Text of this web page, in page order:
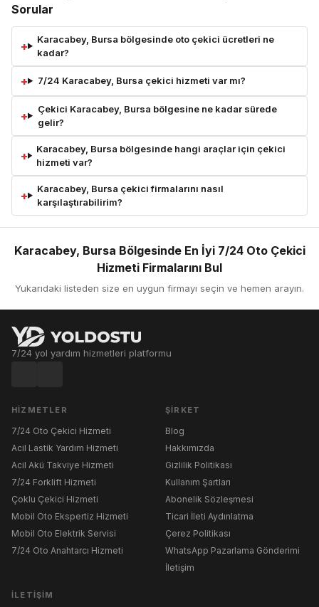
Sorular
Karacabey, Bursa bölgesinde oto çekici ücretleri ne
kadar?
7/24 Karacabey, Bursa çekici hizmeti var mı?
Çekici Karacabey, Bursa bölgesine ne kadar sürede
gelir?
Karacabey, Bursa bölgesinde hangi araçlar için çekici
hizmeti var?
Karacabey, Bursa çekici firmalarını nasıl
karşılaştırabilirim?
Karacabey, Bursa Bölgesinde En İyi 7/24 Oto Çekici
Hizmeti Firmalarını Bul
Yukarıdaki listeden size en uygun firmayı seçin ve hemen arayın.
7/24 yol yardım hizmetleri platformu
HIZMETLER
7/24 Oto Çekici Hizmeti
Acil Lastik Yardım Hizmeti
Acil Akü Takviye Hizmeti
7/24 Forklift Hizmeti
Çoklu Çekici Hizmeti
Mobil Oto Ekspertiz Hizmeti
Mobil Oto Elektrik Servisi
7/24 Oto Anahtarcı Hizmeti
ŞIRKET
Blog
Hakkımızda
Gizlilik Politikası
Kullanım Şartları
Abonelik Sözleşmesi
Ticari İleti Aydınlatma
Çerez Politikası
WhatsApp Pazarlama Gönderimi
İletişim
İLETIŞIM